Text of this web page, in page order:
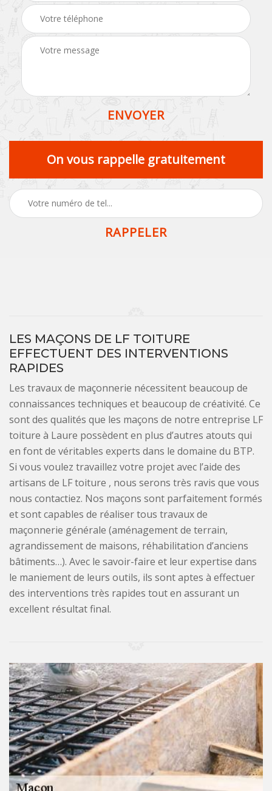
On vous rappelle gratuitement
LES MAÇONS DE LF TOITURE
EFFECTUENT DES INTERVENTIONS
RAPIDES
Les travaux de maçonnerie nécessitent beaucoup de
connaissances techniques et beaucoup de créativité. Ce
sont des qualités que les maçons de notre entreprise LF
toiture à Laure possèdent en plus d’autres atouts qui
en font de véritables experts dans le domaine du BTP.
Si vous voulez travaillez votre projet avec l’aide des
artisans de LF toiture , nous serons très ravis que vous
nous contactiez. Nos maçons sont parfaitement formés
et sont capables de réaliser tous travaux de
maçonnerie générale (aménagement de terrain,
agrandissement de maisons, réhabilitation d’anciens
bâtiments…). Avec le savoir-faire et leur expertise dans
le maniement de leurs outils, ils sont aptes à effectuer
des interventions très rapides tout en assurant un
excellent résultat final.